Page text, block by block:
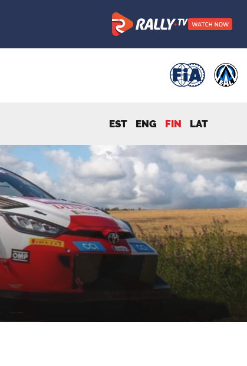
EST ENG FIN LAT